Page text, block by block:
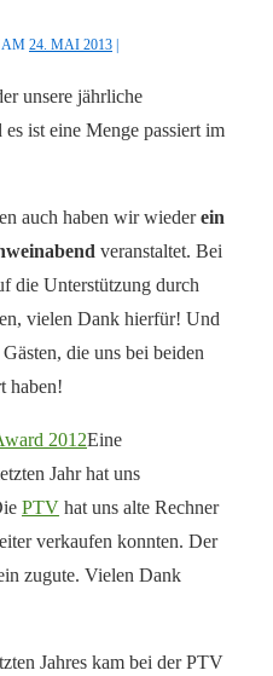
AM 24. MAI 2013
unsere jährliche
ist eine Menge passiert im
auch haben wir wiederein
veranstaltet. Bei
die Unterstützung durch
vielen Dank hierfür! Und
die uns bei beiden
haben!
Eine
Jahr hat uns
PTV hat uns alte Rechner
verkaufen konnten. Der
zugute. Vielen Dank
Jahres kam bei der PTV